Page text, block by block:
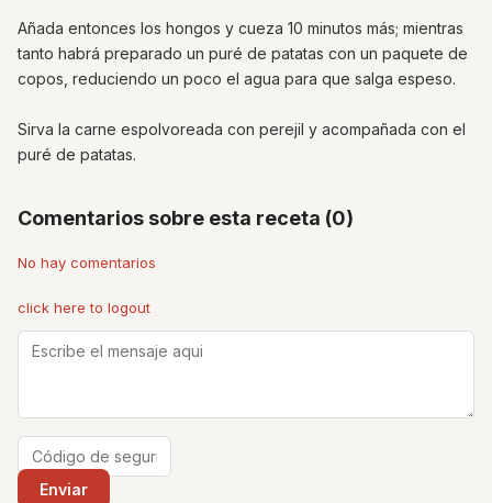
Añada entonces los hongos y cueza 10 minutos más; mientras
tanto habrá preparado un puré de patatas con un paquete de
copos, reduciendo un poco el agua para que salga espeso.
Sirva la carne espolvoreada con perejil y acompañada con el
puré de patatas.
Comentarios sobre esta receta (0)
No hay comentarios
click here to logout